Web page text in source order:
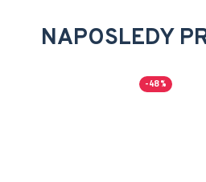
NAPOSLEDY
-48 %